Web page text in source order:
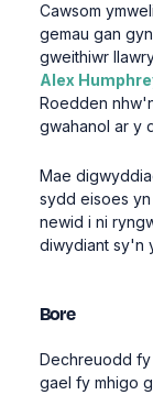
Cawsom
gemau gan
gweithiwr
Alex
Roedden
gwahanol ar y
Mae
sydd eisoes
newid i ni
diwydiant sy'n
Bore
Dechreuodd
gael fy mhigo